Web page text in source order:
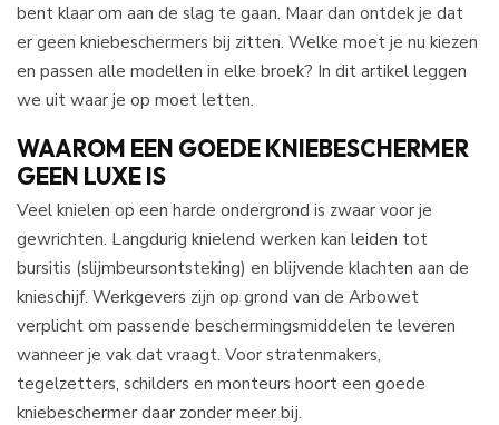
bent klaar om aan de slag te gaan. Maar dan ontdek je dat
er geen kniebeschermers bij zitten. Welke moet je nu kiezen
en passen alle modellen in elke broek? In dit artikel leggen
we uit waar je op moet letten.
WAAROM EEN GOEDE KNIEBESCHERMER
GEEN LUXE IS
Veel knielen op een harde ondergrond is zwaar voor je
gewrichten. Langdurig knielend werken kan leiden tot
bursitis (slijmbeursontsteking) en blijvende klachten aan de
knieschijf. Werkgevers zijn op grond van de Arbowet
verplicht om passende beschermingsmiddelen te leveren
wanneer je vak dat vraagt. Voor stratenmakers,
tegelzetters, schilders en monteurs hoort een goede
kniebeschermer daar zonder meer bij.